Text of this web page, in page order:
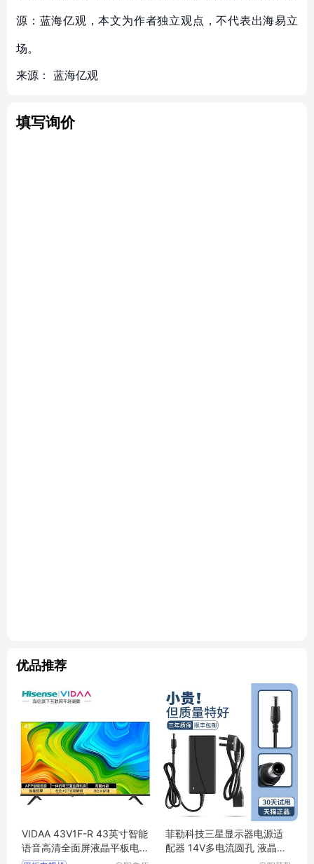
源：蓝海亿观，本文为作者独立观点，不代表出海易立
场。
来源： 蓝海亿观
填写询价
优品推荐
VIDAA 43V1F-R 43英寸智能
语音高清全面屏液晶平板电
视机
菲勒科技三星显示器电源适
配器 14V多电流圆孔 液晶台